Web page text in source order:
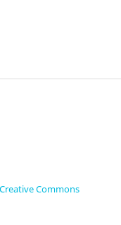
Creative Commons